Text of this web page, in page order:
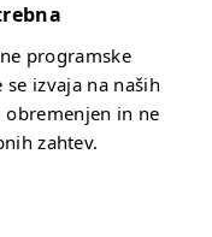
programske
se izvaja na naših
in ne
zahtev.